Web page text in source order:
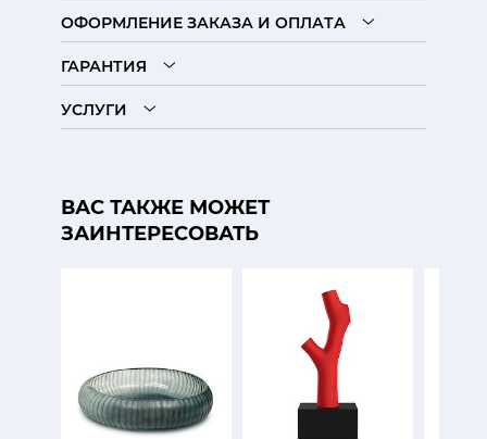
ОФОРМЛЕНИЕ ЗАКАЗА И ОПЛАТА
ГАРАНТИЯ
УСЛУГИ
ВАС ТАКЖЕ МОЖЕТ
ЗАИНТЕРЕСОВАТЬ